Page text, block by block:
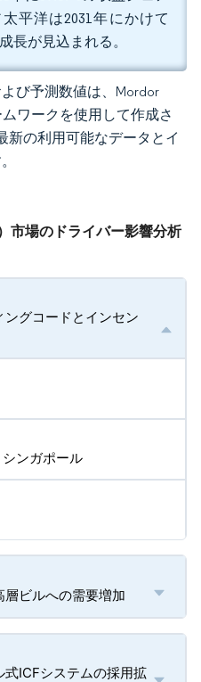
平洋は2031年にかけて
長が見込まれる。
び予測数値は、Mordor
ワークを使用して作成さ
新の利用可能なデータとイ
市場のドライバー影響分析
グコードとインセン
ンガポール
ビルへの需要増加
ICFシステムの採用拡